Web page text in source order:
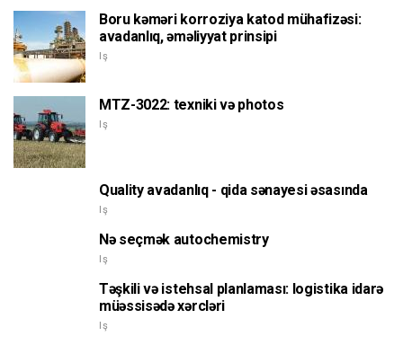
Boru kəməri korroziya katod mühafizəsi:
avadanlıq, əməliyyat prinsipi
Iş
MTZ-3022: texniki və photos
Iş
Quality avadanlıq - qida sənayesi əsasında
Iş
Nə seçmək autochemistry
Iş
Təşkili və istehsal planlaması: logistika idarə
müəssisədə xərcləri
Iş